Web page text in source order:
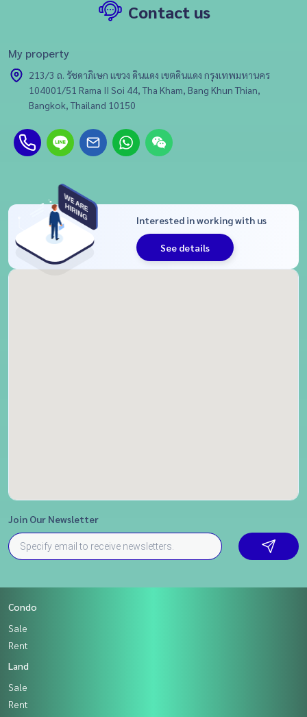
Contact us
My property
213/3 ถ. รัชดาภิเษก แขวง ดินแดง เขตดินแดง กรุงเทพมหานคร
104001/51 Rama II Soi 44, Tha Kham, Bang Khun Thian,
Bangkok, Thailand 10150
Interested in working with us
See details
Join Our Newsletter
Condo
Sale
Rent
Land
Sale
Rent